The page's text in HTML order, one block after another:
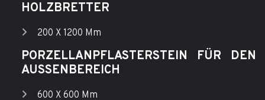
HOLZBRETTER
200 X 1200 Mm
PORZELLANPFLASTERSTEIN FÜR DEN
AUSSENBEREICH
600 X 600 Mm